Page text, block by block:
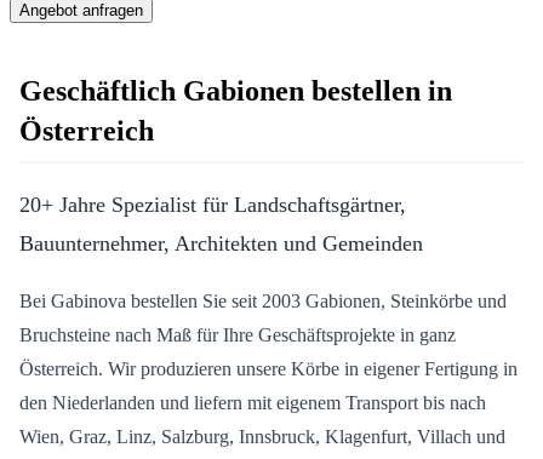
Angebot anfragen
Geschäftlich Gabionen bestellen in
Österreich
20+ Jahre Spezialist für Landschaftsgärtner,
Bauunternehmer, Architekten und Gemeinden
Bei Gabinova bestellen Sie seit 2003 Gabionen, Steinkörbe und
Bruchsteine nach Maß für Ihre Geschäftsprojekte in ganz
Österreich. Wir produzieren unsere Körbe in eigener Fertigung in
den Niederlanden und liefern mit eigenem Transport bis nach
Wien, Graz, Linz, Salzburg, Innsbruck, Klagenfurt, Villach und